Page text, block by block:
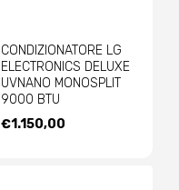
CONDIZIONATORE LG
ELECTRONICS DELUXE
UVNANO MONOSPLIT
9000 BTU
€1.150,00